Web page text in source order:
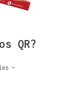
QR?